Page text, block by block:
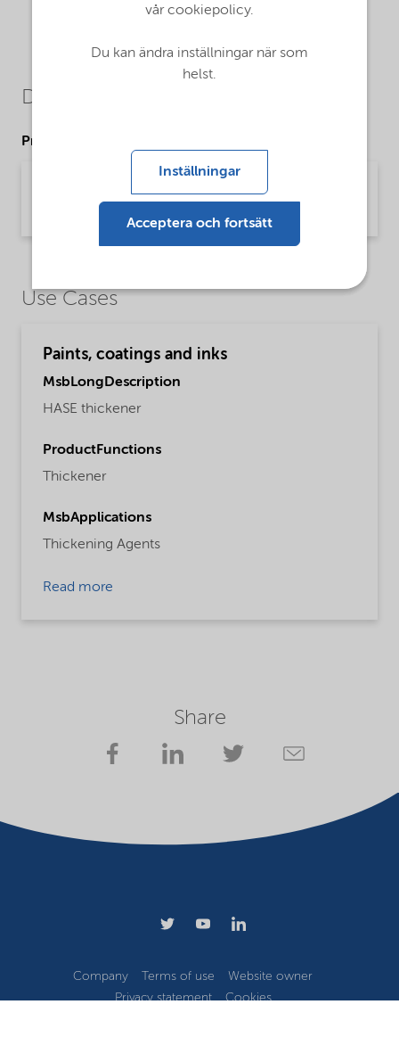
Downloads
Product Data Sheets
Use Cases
Paints, coatings and inks
MsbLongDescription
HASE thickener
ProductFunctions
Thickener
MsbApplications
Thickening Agents
Read more
Share
Company Terms of use
Website owner
Privacy statement
Cookies
vår cookiepolicy.
Du kan ändra inställningar när som
helst.
Inställningar
Acceptera och fortsätt